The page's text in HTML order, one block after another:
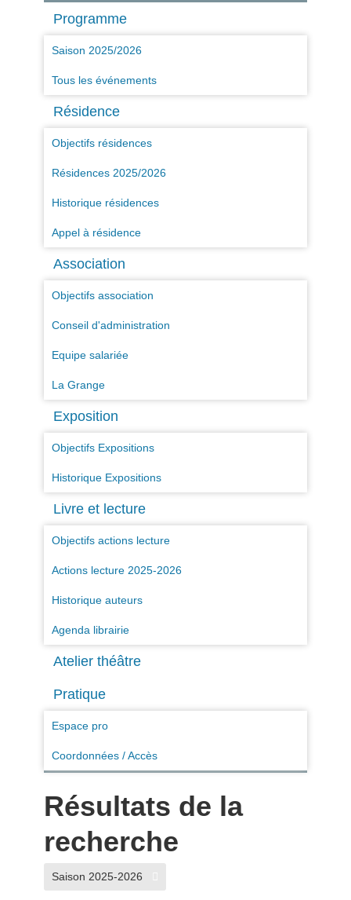
Programme
Saison 2025/2026
Tous les événements
Résidence
Objectifs résidences
Résidences 2025/2026
Historique résidences
Appel à résidence
Association
Objectifs association
Conseil d'administration
Equipe salariée
La Grange
Exposition
Objectifs Expositions
Historique Expositions
Livre et lecture
Objectifs actions lecture
Actions lecture 2025-2026
Historique auteurs
Agenda librairie
Atelier théâtre
Pratique
Espace pro
Coordonnées / Accès
Résultats de la
recherche
Saison 2025-2026